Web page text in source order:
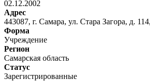
02.12.2002
Адрес
443087, г. Самара, ул. Стара Загора, д.
Форма
Учреждение
Регион
Самарская область
Статус
Зарегистрированные